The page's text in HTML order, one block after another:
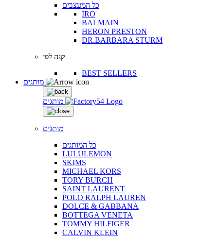
כל המעצבים
IRO
BALMAIN
HERON PRESTON
DR.BARBARA STURM
קנה לפי
BEST SELLERS
מותגים
מותגים
כל המותגים
LULULEMON
SKIMS
MICHAEL KORS
TORY BURCH
SAINT LAURENT
POLO RALPH LAUREN
DOLCE & GABBANA
BOTTEGA VENETA
TOMMY HILFIGER
CALVIN KLEIN